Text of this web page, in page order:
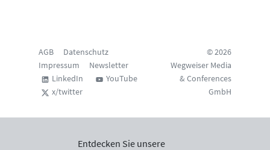
AGB
Datenschutz
Impressum
Newsletter
LinkedIn
YouTube
x/twitter
© 2026
Wegweiser Media
& Conferences
GmbH
Entdecken Sie unsere